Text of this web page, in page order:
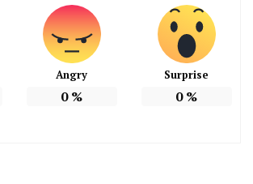
Angry
0%
Surprise
0%